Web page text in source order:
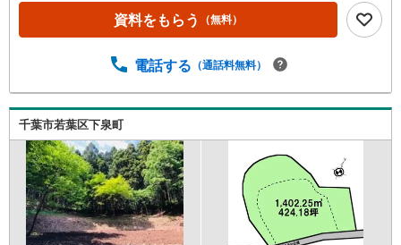
資料をもらう （無料）
電話する （通話料無料）
千葉市若葉区下泉町